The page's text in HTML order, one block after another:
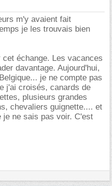
m'y avaient fait
je les trouvais bien
échange. Les vacances
davantage. Aujourd'hui,
je ne compte pas
j'ai croisés, canards de
plusieurs grandes
chevaliers guignette.... et
je ne sais pas voir. C'est